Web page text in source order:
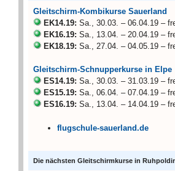
Gleitschirm-Kombikurse Sauerland
EK14.19: Sa., 30.03. – 06.04.19 –
EK16.19: Sa., 13.04. – 20.04.19 –
EK18.19: Sa., 27.04. – 04.05.19 –
Gleitschirm-Schnupperkurse in Elpe
ES14.19: Sa., 30.03. – 31.03.19 –
ES15.19: Sa., 06.04. – 07.04.19 –
ES16.19: Sa., 13.04. – 14.04.19 –
flugschule-sauerland.de
Die nächsten Gleitschirmkurse in